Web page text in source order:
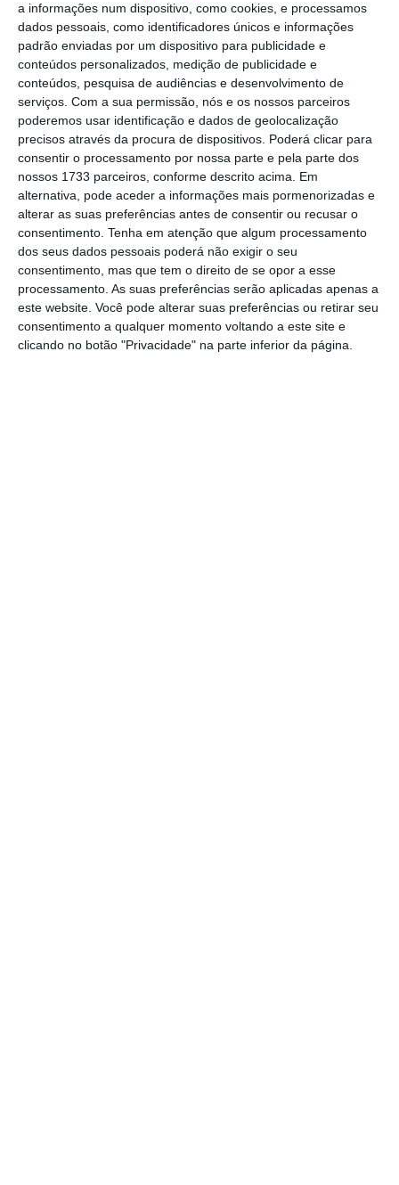
a informações num dispositivo, como cookies, e processamos
dados pessoais, como identificadores únicos e informações
padrão enviadas por um dispositivo para publicidade e
conteúdos personalizados, medição de publicidade e
conteúdos, pesquisa de audiências e desenvolvimento de
serviços. Com a sua permissão, nós e os nossos parceiros
poderemos usar identificação e dados de geolocalização
precisos através da procura de dispositivos. Poderá clicar para
consentir o processamento por nossa parte e pela parte dos
nossos 1733 parceiros, conforme descrito acima. Em
alternativa, pode aceder a informações mais pormenorizadas e
alterar as suas preferências antes de consentir ou recusar o
consentimento. Tenha em atenção que algum processamento
dos seus dados pessoais poderá não exigir o seu
consentimento, mas que tem o direito de se opor a esse
processamento. As suas preferências serão aplicadas apenas a
este website. Você pode alterar suas preferências ou retirar seu
consentimento a qualquer momento voltando a este site e
clicando no botão "Privacidade" na parte inferior da página.
Daniela Simões, co-fundadora da Miio.
Lançada há menos de dois anos,aMiio
permite ver um preço agregado,com tudo
incluído, e comparável com os tarifários dos
outros Comercializadores de Eletricidade para
a Mobilidade Elétrica (CEME), além do
contratado pelo cliente.É possível saber
também com precisão, e com base no posto,
hora do dia e veículo, quanto é que o
utilizador vai pagar por esse mesmo
carregamento e sem recurso a nenhum
cartão físico.